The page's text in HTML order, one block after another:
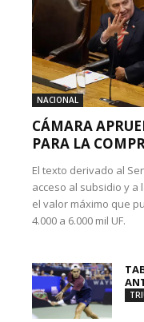
NACIONAL
CÁMARA
PARA LA
El texto derivado al
acceso al subsidio y a
el valor máximo que
4.000 a 6.000 mil UF.